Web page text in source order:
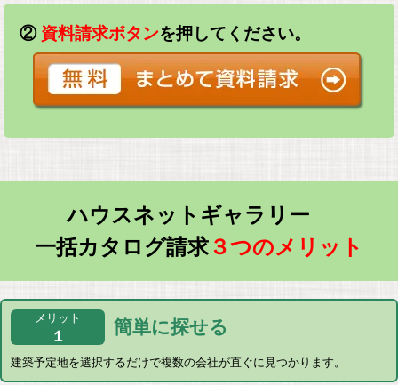
② 資料請求ボタンを押してください。
ハウスネットギャラリー
一括カタログ請求３つのメリット
メリット
１ 簡単に探せる
建築予定地を選択するだけで複数の会社が直ぐに見つかります。